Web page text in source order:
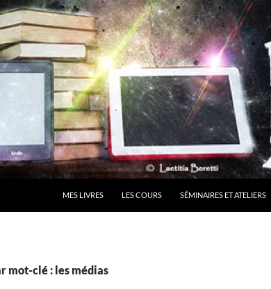
MES LIVRES LES COURS SÉMINAIRES ET ATELIERS
mot-clé : les médias